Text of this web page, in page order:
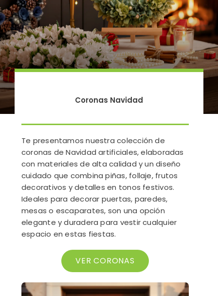
Coronas Navidad
Te presentamos nuestra colección de
coronas de Navidad artificiales, elaboradas
con materiales de alta calidad y un diseño
cuidado que combina piñas, follaje, frutos
decorativos y detalles en tonos festivos.
Ideales para decorar puertas, paredes,
mesas o escaparates, son una opción
elegante y duradera para vestir cualquier
espacio en estas fiestas.
VER CORONAS